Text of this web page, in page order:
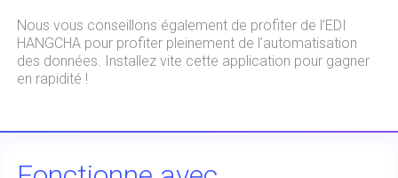
Nous vous conseillons également de profiter de l’EDI
HANGCHA pour profiter pleinement de l’automatisation
des données. Installez vite cette application pour gagner
en rapidité !